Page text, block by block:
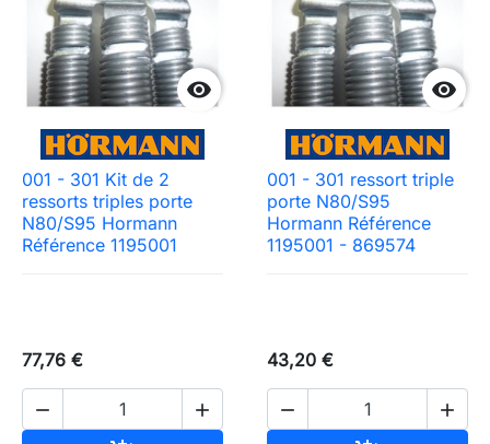

001 - 301 Kit de 2
ressorts triples porte
N80/S95 Hormann
Référence 1195001
77,76 €
 

001 - 301 ressort triple
porte N80/S95
Hormann Référence
1195001 - 869574
43,20 €
 